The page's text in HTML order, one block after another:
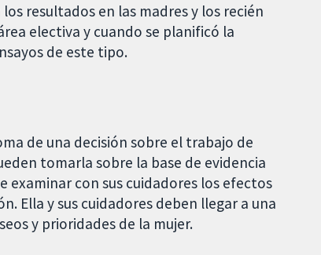
resultados en las madres y los recién
electiva y cuando se planificó la
de este tipo.
de una decisión sobre el trabajo de
tomarla sobre la base de evidencia
examinar con sus cuidadores los efectos
Ella y sus cuidadores deben llegar a una
y prioridades de la mujer.